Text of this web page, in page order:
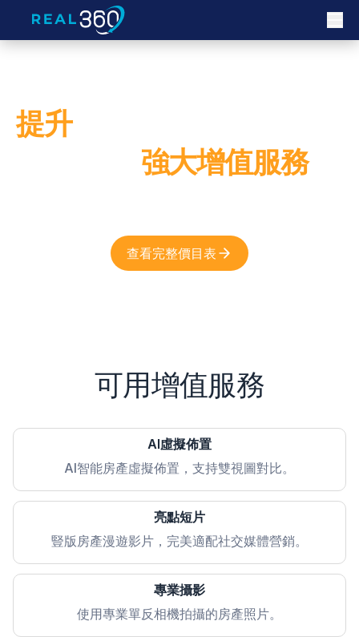
提升您的房源展示 — 藉助
強大增值服務
查看完整價目表
可用增值服務
AI虛擬佈置
AI智能房產虛擬佈置，支持雙視圖對比。
亮點短片
豎版房產漫遊影片，完美適配社交媒體營銷。
專業攝影
使用專業單反相機拍攝的房產照片。